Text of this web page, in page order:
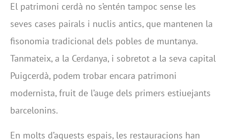
El patrimoni cerdà no s’entén tampoc sense les
seves cases pairals i nuclis antics, que mantenen la
fisonomia tradicional dels pobles de muntanya.
Tanmateix, a la Cerdanya, i sobretot a la seva capital
Puigcerdà, podem trobar encara patrimoni
modernista, fruit de l’auge dels primers estiuejants
barcelonins.
En molts d’aquests espais, les restauracions han